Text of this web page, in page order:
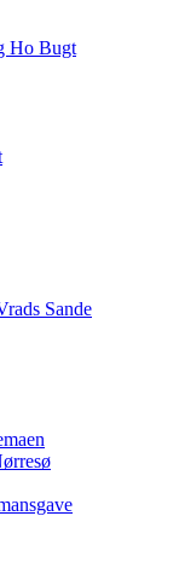
Ho Bugt
Sande